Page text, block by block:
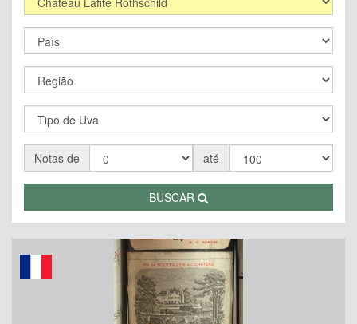
Notas de até
BUSCAR